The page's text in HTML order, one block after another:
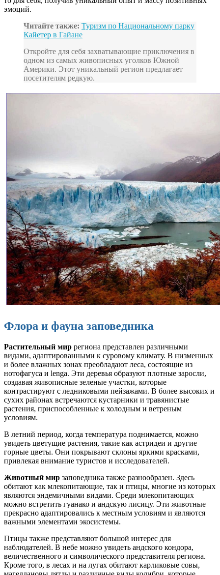
эмоций.
Читайте также: Туризм по Национальному парку
Кайетер в Гайане
Откройте для себя захватывающие приключения в
одном из самых живописных уголков Южной
Америки. Этот уникальный регион предлагает
посетителям редкую.
Флора и фауна заповедника
Растительный мир региона представлен различными
видами, адаптированными к суровому климату. В низменных
и более влажных зонах преобладают леса, состоящие из
нотофагуса и lenga. Эти деревья образуют плотные заросли,
создавая живописные зеленые участки, которые
контрастируют с ледниковыми пейзажами. В более высоких и
сухих районах встречаются кустарники и травянистые
растения, приспособленные к холодным и ветреным
условиям.
В летний период, когда температура поднимается, можно
увидеть цветущие растения, такие как астридеи и другие
горные цветы. Они покрывают склоны яркими красками,
привлекая внимание туристов и исследователей.
Животный мир заповедника также разнообразен. Здесь
обитают как млекопитающие, так и птицы, многие из которых
являются эндемичными видами. Среди млекопитающих
можно встретить гуанако и андскую лисицу. Эти животные
прекрасно адаптировались к местным условиям и являются
важными элементами экосистемы.
Птицы также представляют большой интерес для
наблюдателей. В небе можно увидеть андского кондора,
величественного и символического представителя региона.
Кроме того, в лесах и на лугах обитают карликовые совы,